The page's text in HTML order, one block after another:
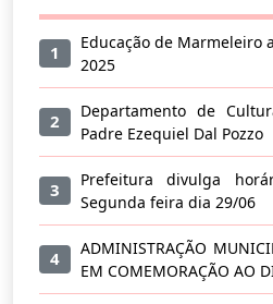
1
Educação de Marmeleiro
2025
2
Departamento de
Padre Ezequiel Dal Pozzo
3
Prefeitura divulga
Segunda feira dia 29/06
4
ADMINISTRAÇÃO
EM COMEMORAÇÃO AO